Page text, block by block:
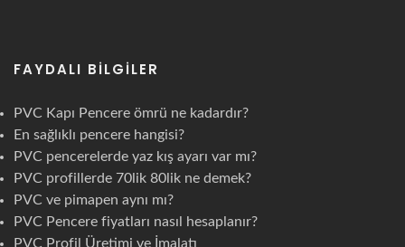
FAYDALI BILGILER
PVC Kapı Pencere ömrü ne kadardır?
En sağlıklı pencere hangisi?
PVC pencerelerde yaz kış ayarı var mı?
PVC profillerde 70lik 80lik ne demek?
PVC ve pimapen aynı mı?
PVC Pencere fiyatları nasıl hesaplanır?
PVC Profil Üretimi ve İmalatı